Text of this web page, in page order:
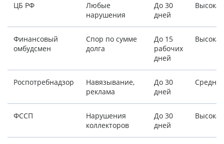
ЦБ РФ
Любые
нарушения
До 30
дней
Высокая
Финансовый
омбудсмен
Спор по сумме
долга
До 15
рабочих
дней
Высокая
Роспотребнадзор
Навязывание,
реклама
До 30
дней
Средняя
ФССП
Нарушения
коллекторов
До 30
дней
Высокая